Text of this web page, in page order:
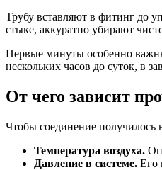
Трубу вставляют в фитинг до
стыке, аккуратно убирают
Первые минуты особенно
нескольких часов до суток, в
От чего зависит
Чтобы соединение получилось
Температура воздуха.
Давление в системе. Его